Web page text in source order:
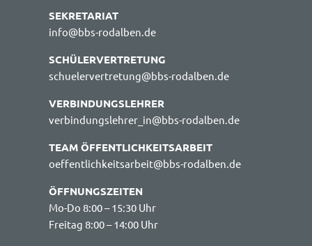
SEKRETARIAT
info@bbs-rodalben.de
SCHÜLERVERTRETUNG
schuelervertretung@bbs-rodalben.de
VERBINDUNGSLEHRER
verbindungslehrer_in@bbs-rodalben.de
TEAM ÖFFENTLICHKEITSARBEIT
oeffentlichkeitsarbeit@bbs-rodalben.de
ÖFFNUNGSZEITEN
Mo-Do 8:00 – 15:30 Uhr
Freitag 8:00 – 14:00 Uhr